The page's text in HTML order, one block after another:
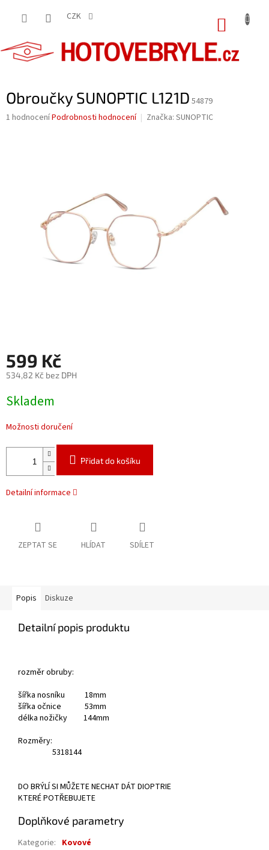
CZK
Obroučky SUNOPTIC L121D 54879
Průměrné
1 hodnoceníPodrobnosti hodnocení Značka: SUNOPTIC
599 Kč
534,82 Kč bez DPH
cena:
Skladem
Možnosti doručení
Přidat do košíku
Detailní informace
ZEPTAT SE HLÍDAT SDÍLET
Popis Diskuze
Detailní popis produktu
rozměr obruby:
šířka nosníku 18mm
šířka očnice 53mm
délka nožičky 144mm
Rozměry:
5318144
DO BRÝLÍ SI MŮŽETE NECHAT DÁT DIOPTRIE
KTERÉ POTŘEBUJETE
Doplňkové parametry
Kategorie: Kovové